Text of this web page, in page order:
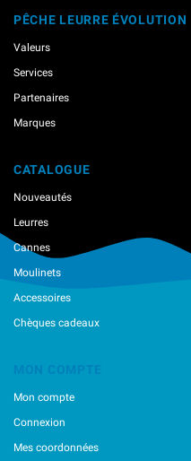
PÊCHE LEURRE ÉVOLUTION
Valeurs
Services
Partenaires
Marques
CATALOGUE
Nouveautés
Leurres
Cannes
Moulinets
Accessoires
Chèques cadeaux
MON COMPTE
Mon compte
Connexion
Mes coordonnées